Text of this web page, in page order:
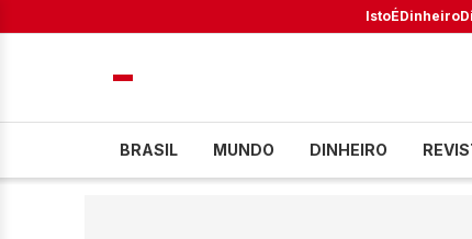
IstoÉDinheiro
BRASIL MUNDO DINHEIRO